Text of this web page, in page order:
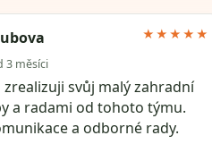
3 měsíci
★★★★★
zrealizuji svůj malý zahradní
a radami od tohoto týmu.
a odborné rady.